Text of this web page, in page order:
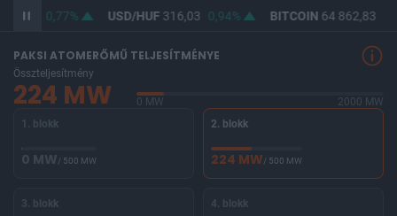
0,77% USD/HUF316,03 0,94% BITCOIN64 862,83
PAKSI ATOMERŐMŰ TELJESÍTMÉNYE
Összteljesítmény
224 MW 0 MW
2000 MW
1. blokk
0 MW/ 500 MW
2. blokk
224 MW/ 500 MW
3. blokk 4. blokk